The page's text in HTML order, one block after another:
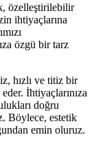
özelleştirilebilir
ihtiyaçlarına
özgü bir tarz
hızlı ve titiz bir
İhtiyaçlarınıza
doğru
Böylece, estetik
emin oluruz.